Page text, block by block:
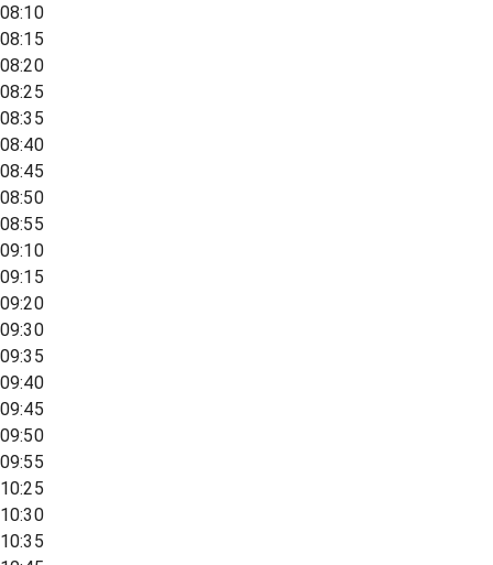
08:10
08:15
08:20
08:25
08:35
08:40
08:45
08:50
08:55
09:10
09:15
09:20
09:30
09:35
09:40
09:45
09:50
09:55
10:25
10:30
10:35